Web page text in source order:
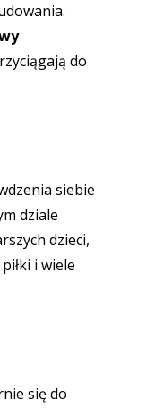
do
siebie
dziale
dzieci,
i wiele
się do